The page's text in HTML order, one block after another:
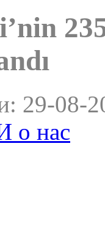
29-08-
о нас